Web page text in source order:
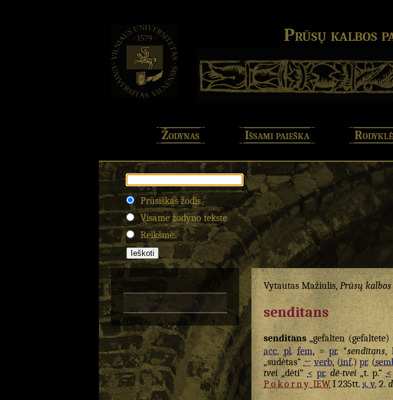
Prūsų kalbos
Žodynas Išsami paieška Rodyklė
Prūsiškas žodis
Visame žodyno tekste
Reikšmė
Vytautas Mažiulis,Prūsų
senditans
senditans„gefalten (gefaltete)
acc. pl. fem.=pr.*sendītans,
„sudėtas“← verb.(inf.)pr.(
tvei„dėti“< pr. dē-tvei„t. p.“<
PokornyIEWI 235tt.s. v.2.